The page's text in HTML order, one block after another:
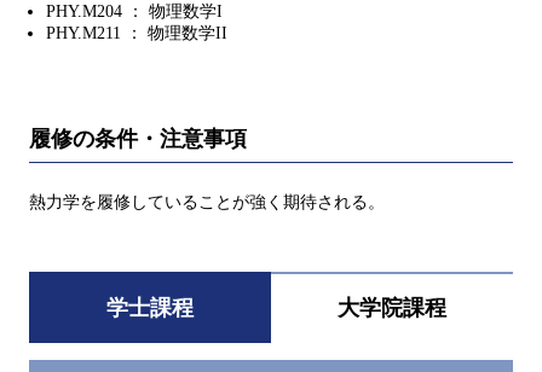
PHY.M204 ： 物理数学I
PHY.M211 ： 物理数学II
履修の条件・注意事項
熱力学を履修していることが強く期待される。
学士課程 大学院課程